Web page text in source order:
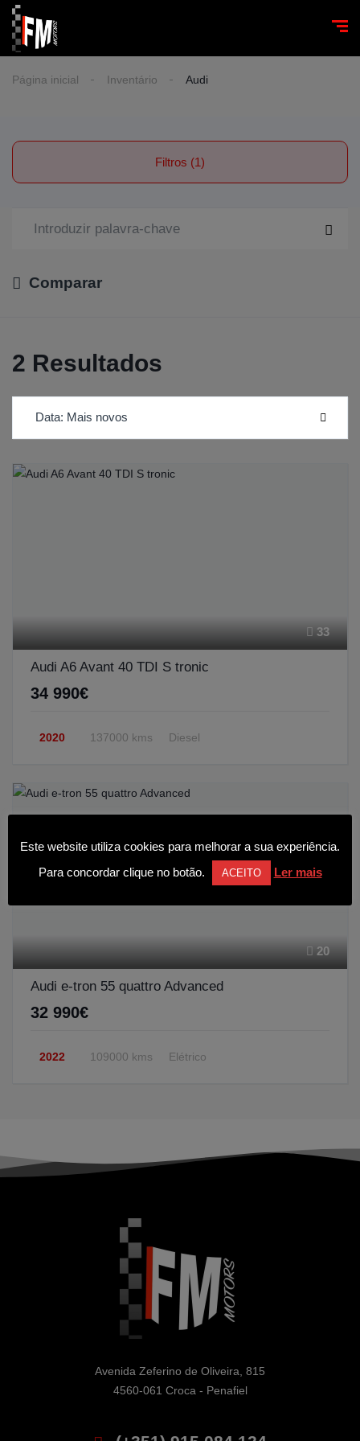
Página inicial Inventário Audi
Filtros (1)
Comparar
2 Resultados
Data: Mais novos
33
Audi A6 Avant 40 TDI S tronic
34 990€
2020 137000 kms Diesel
20
Audi e-tron 55 quattro Advanced
32 990€
2022 109000 kms Elétrico
Avenida Zeferino de Oliveira, 815
4560-061 Croca - Penafiel
Este website utiliza cookies para melhorar a sua experiência.
Para concordar clique no botão.
ACEITO Ler mais